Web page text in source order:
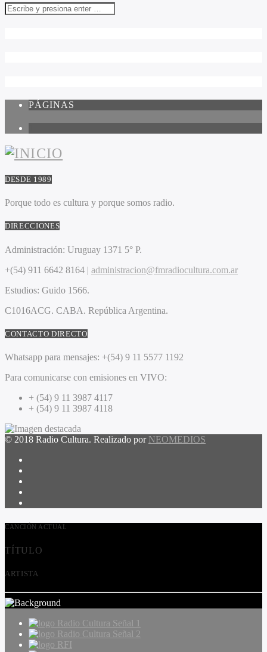
PÁGINAS
DESDE 1989
Porque todo es cultura y porque somos radio.
DIRECCIONES
Administración: Uruguay 1371 5° P.
+(54) 911 6642 8164 | administracion@fmradiocultura.com.ar
Estudios: Guido 1566.
C1016ACG. CABA. República Argentina.
CONTACTO DIRECTO
Whatsapp para mensajes: +(54) 9 11 5577 1192
Para comunicarse con emisiones en VIVO:
+ (54) 9 11 3987 4117
+ (54) 9 11 3987 4118
© 2018 Radio Cultura. Realizado por NEOMEDIOS
CANCIÓN ACTUAL
TÍTULO
ARTISTA
Radio Cultura Señal 1
Radio Cultura Señal 2
RFI